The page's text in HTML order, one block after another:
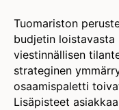
Tuomariston
budjetin
viestinnällisen
strateginen
osaamispaletti
Lisäpisteet